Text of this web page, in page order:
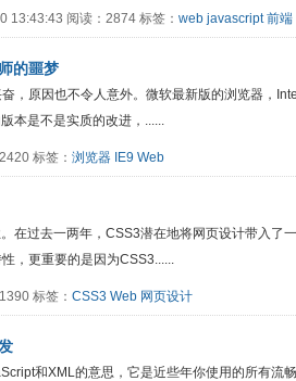
13:43:43 阅读：2874 标签： web javascript 前端
的噩梦
，原因也不令人意外。微软最新版的浏览器，
本是不是实质的改进，......
标签： 浏览器 IE9 Web
在过去一两年，CSS3潜在地将网页设计带入了
，更重要的是因为CSS3......
标签： CSS3 Web 网页设计
和XML的意思，它是近些年你使用的所有流